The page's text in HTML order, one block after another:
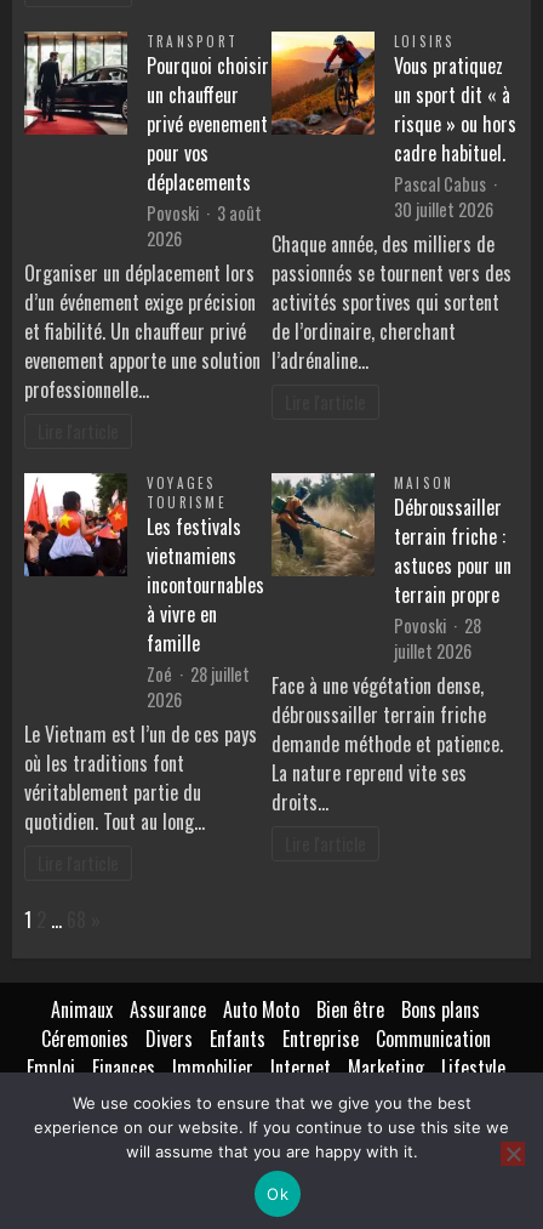
TRANSPORT
Pourquoi choisir
un chauffeur
privé evenement
pour vos
déplacements
Povoski
3 août
2026
Organiser un déplacement lors
d’un événement exige précision
et fiabilité. Un chauffeur privé
evenement apporte une solution
professionnelle…
LOISIRS
Vous pratiquez
un sport dit « à
risque » ou hors
cadre habituel.
Pascal Cabus
30 juillet 2026
Chaque année, des milliers de
passionnés se tournent vers des
activités sportives qui sortent
de l’ordinaire, cherchant
l’adrénaline…
VOYAGES
TOURISME
Les festivals
vietnamiens
incontournables
à vivre en
famille
Zoé
28 juillet
2026
Le Vietnam est l’un de ces pays
où les traditions font
véritablement partie du
quotidien. Tout au long…
MAISON
Débroussailler
terrain friche :
astuces pour un
terrain propre
Povoski
28
juillet 2026
Face à une végétation dense,
débroussailler terrain friche
demande méthode et patience.
La nature reprend vite ses
droits…
Page:
1 …
Animaux Assurance Auto Moto Bien être
Bons plans
Céremonies
Divers Enfants Entreprise
Communication
Emploi Finances Immobilier Internet Marketing Lifestyle
Loisirs Maison Extérieur Intérieur Maternité
Métiers
Mode Nutrition Santé Seniors Technologie
Transport
Voyages Tourisme
Copyright © All rights reserved.|
We use cookies to ensure that we give you the best
experience on our website. If you continue to use this site we
will assume that you are happy with it.
Ok